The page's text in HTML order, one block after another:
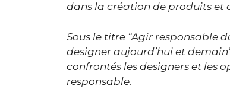
dans la création de produits et
Sous le titre “Agir responsable
designer aujourd’hui et
confrontés les designers et les
responsable.